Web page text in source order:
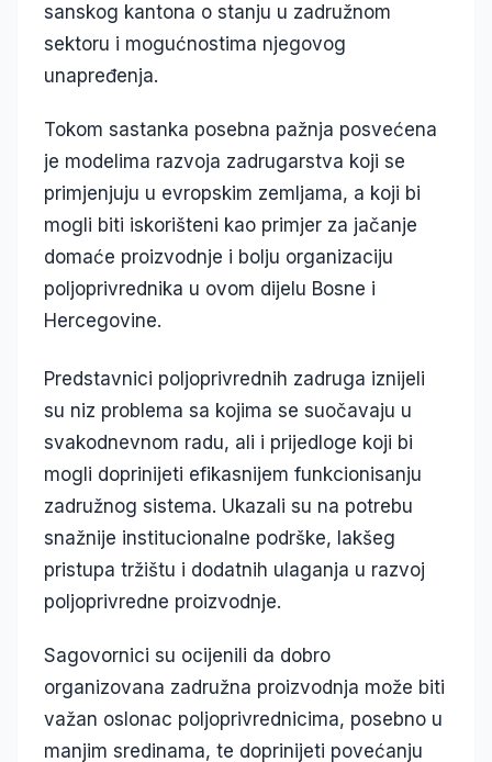
sanskog kantona o stanju u zadružnom
sektoru i mogućnostima njegovog
unapređenja.
Tokom sastanka posebna pažnja posvećena
je modelima razvoja zadrugarstva koji se
primjenjuju u evropskim zemljama, a koji bi
mogli biti iskorišteni kao primjer za jačanje
domaće proizvodnje i bolju organizaciju
poljoprivrednika u ovom dijelu Bosne i
Hercegovine.
Predstavnici poljoprivrednih zadruga iznijeli
su niz problema sa kojima se suočavaju u
svakodnevnom radu, ali i prijedloge koji bi
mogli doprinijeti efikasnijem funkcionisanju
zadružnog sistema. Ukazali su na potrebu
snažnije institucionalne podrške, lakšeg
pristupa tržištu i dodatnih ulaganja u razvoj
poljoprivredne proizvodnje.
Sagovornici su ocijenili da dobro
organizovana zadružna proizvodnja može biti
važan oslonac poljoprivrednicima, posebno u
manjim sredinama, te doprinijeti povećanju